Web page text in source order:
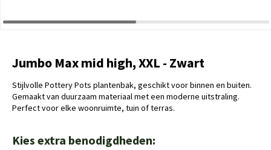
Jumbo Max mid high, XXL - Zwart
Stijlvolle Pottery Pots plantenbak, geschikt voor binnen en buiten.
Gemaakt van duurzaam materiaal met een moderne uitstraling.
Perfect voor elke woonruimte, tuin of terras.
Kies extra benodigdheden: